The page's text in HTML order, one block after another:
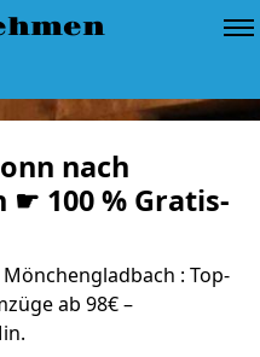
nach
☛ 100 % Gratis-
: Top-
ab 98€ –